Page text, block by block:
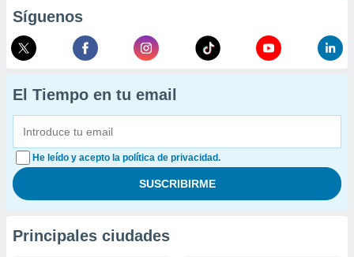
Síguenos
El Tiempo en tu email
He leído y acepto la política de privacidad.
Principales ciudades